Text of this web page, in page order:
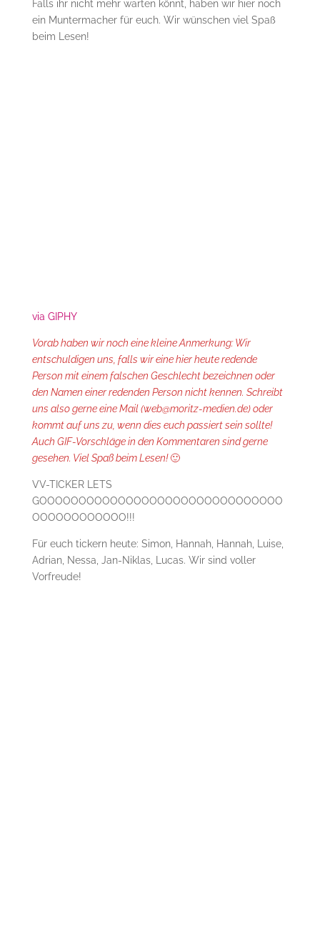
Falls ihr nicht mehr warten könnt, haben wir hier noch
ein Muntermacher für euch. Wir wünschen viel Spaß
beim Lesen!
via GIPHY
Vorab haben wir noch eine kleine Anmerkung: Wir
entschuldigen uns, falls wir eine hier heute redende
Person mit einem falschen Geschlecht bezeichnen oder
den Namen einer redenden Person nicht kennen. Schreibt
uns also gerne eine Mail (web@moritz-medien.de) oder
kommt auf uns zu, wenn dies euch passiert sein sollte!
Auch GIF-Vorschläge in den Kommentaren sind gerne
gesehen. Viel Spaß beim Lesen!🙂
VV-TICKER LETS
GOOOOOOOOOOOOOOOOOOOOOOOOOOOOOOO
OOOOOOOOOOOO!!!
Für euch tickern heute: Simon, Hannah, Hannah, Luise,
Adrian, Nessa, Jan-Niklas, Lucas. Wir sind voller
Vorfreude!